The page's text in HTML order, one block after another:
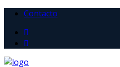
Contacto